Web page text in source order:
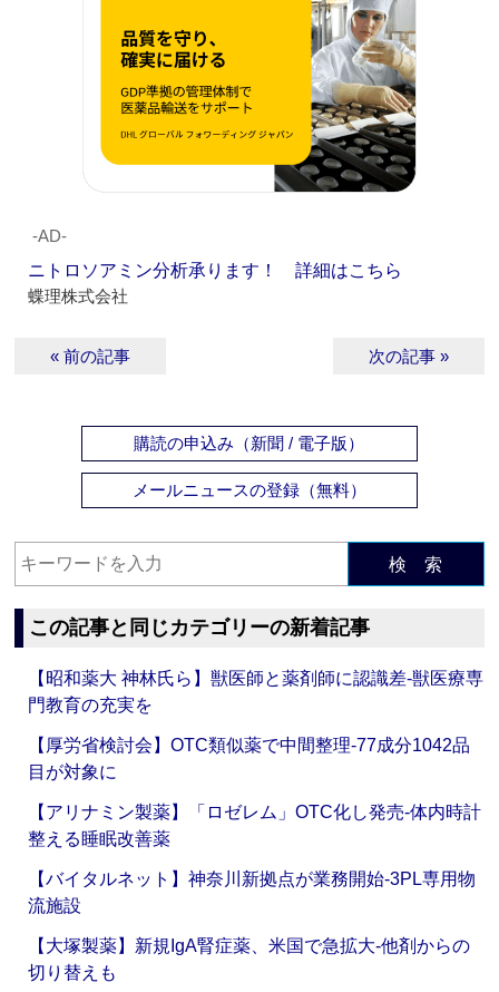
‐AD‐
ニトロソアミン分析承ります！ 詳細はこちら
蝶理株式会社
« 前の記事 次の記事 »
購読の申込み（新聞 / 電子版）
メールニュースの登録（無料）
検 索
この記事と同じカテゴリーの新着記事
【昭和薬大 神林氏ら】獣医師と薬剤師に認識差‐獣医療専
門教育の充実を
【厚労省検討会】OTC類似薬で中間整理‐77成分1042品
目が対象に
【アリナミン製薬】「ロゼレム」OTC化し発売‐体内時計
整える睡眠改善薬
【バイタルネット】神奈川新拠点が業務開始‐3PL専用物
流施設
【大塚製薬】新規IgA腎症薬、米国で急拡大‐他剤からの
切り替えも